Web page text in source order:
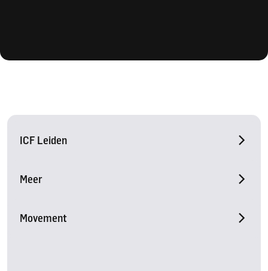
ICF Leiden
Meer
Movement